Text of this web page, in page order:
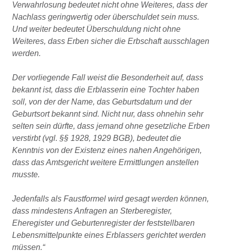
Verwahrlosung bedeutet nicht ohne Weiteres, dass der
Nachlass geringwertig oder überschuldet sein muss.
Und weiter bedeutet Überschuldung nicht ohne
Weiteres, dass Erben sicher die Erbschaft ausschlagen
werden.
Der vorliegende Fall weist die Besonderheit auf, dass
bekannt ist, dass die Erblasserin eine Tochter haben
soll, von der der Name, das Geburtsdatum und der
Geburtsort bekannt sind. Nicht nur, dass ohnehin sehr
selten sein dürfte, dass jemand ohne gesetzliche Erben
verstirbt (vgl. §§ 1928, 1929 BGB), bedeutet die
Kenntnis von der Existenz eines nahen Angehörigen,
dass das Amtsgericht weitere Ermittlungen anstellen
musste.
Jedenfalls als Faustformel wird gesagt werden können,
dass mindestens Anfragen an Sterberegister,
Eheregister und Geburtenregister der feststellbaren
Lebensmittelpunkte eines Erblassers gerichtet werden
müssen.“